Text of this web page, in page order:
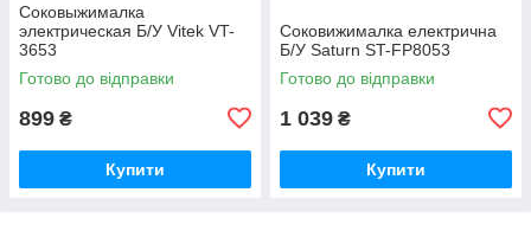
Соковыжималка
электрическая Б/У Vitek VT-
3653
Готово до відправки
899 ₴
Купити
Соковижималка електрична
Б/У Saturn ST-FP8053
Готово до відправки
1 039 ₴
Купити